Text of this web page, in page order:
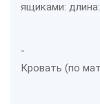
ящиками: длина:
-
Кровать (по